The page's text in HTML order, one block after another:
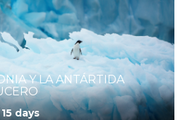
Y LA ANTÁRTIDA
days